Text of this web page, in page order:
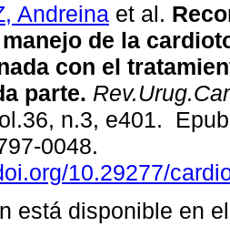
Andreina et al.
de la
con el
parte.
n.3, e401.
0048.
10.29277/
está disponible en